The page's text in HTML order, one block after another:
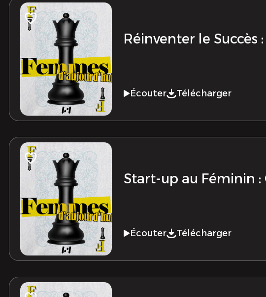
Réinventer le Succès
Écouter Télécharger
Start-up au Féminin :
Écouter Télécharger